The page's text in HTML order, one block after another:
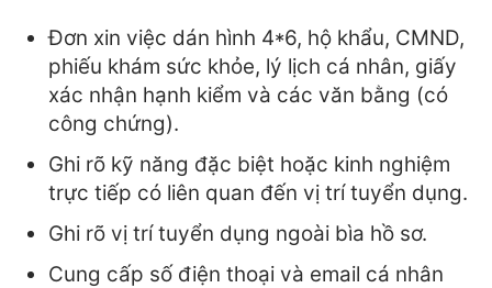
Đơn xin việc dán hình 4*6, hộ khẩu, CMND,
phiếu khám sức khỏe, lý lịch cá nhân, giấy
xác nhận hạnh kiểm và các văn bằng (có
công chứng).
Ghi rõ kỹ năng đặc biệt hoặc kinh nghiệm
trực tiếp có liên quan đến vị trí tuyển dụng.
Ghi rõ vị trí tuyển dụng ngoài bìa hồ sơ.
Cung cấp số điện thoại và email cá nhân